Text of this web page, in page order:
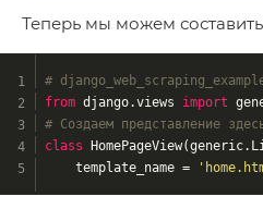
Теперь мы можем
#
from django.views import
# Создаем представление
class HomePageView
    template_name =